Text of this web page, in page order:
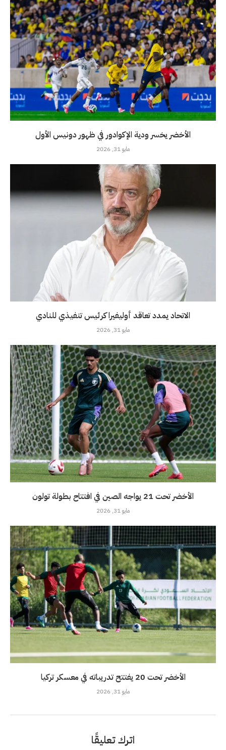
الأخضر يخسر ودية الإكوادور في ظهور دونيس الأول
مايو 31, 2026
الاتحاد يمدد تعاقد أوليفيرا كرئيس تنفيذي للنادي
مايو 31, 2026
الأخضر تحت 21 يواجه الصين في افتتاح بطولة تولون
مايو 31, 2026
الأخضر تحت 20 يفتتح تدريباته في معسكر تركيا
مايو 31, 2026
اترك تعليقًا